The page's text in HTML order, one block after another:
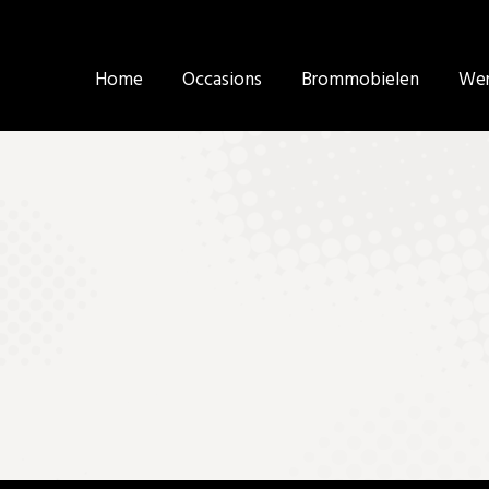
Home Occasions Brommobielen
Home Occasions Brommobielen